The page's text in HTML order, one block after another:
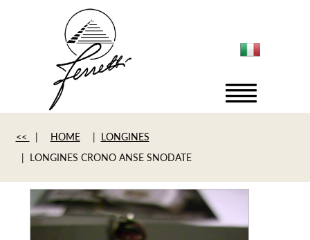
<< | HOME | LONGINES
| LONGINES CRONO ANSE SNODATE